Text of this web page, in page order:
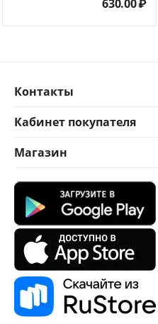
630.00₽
Контакты
Кабинет покупателя
Магазин